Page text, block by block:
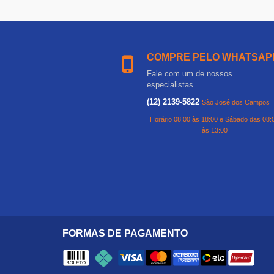
COMPRE PELO
Fale com um de nossos
especialistas.
(12) 2139-5822 São José dos Campos
Horário 08:00 às 18:00 e Sábado das
às 13:00
FORMAS DE PAGAMENTO